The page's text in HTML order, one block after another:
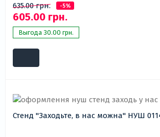
635.00 грн. -5%
605.00 грн.
Выгода 30.00 грн.
Стенд "Заходьте, в нас можна" НУШ